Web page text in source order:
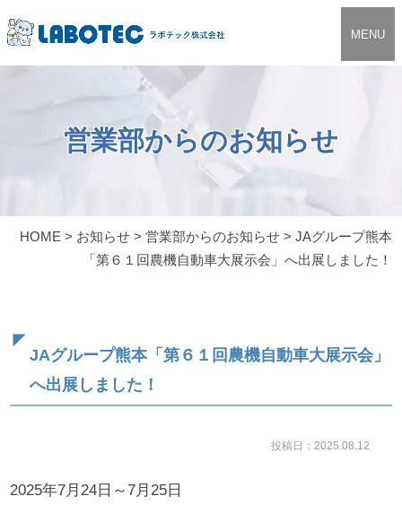
MENU
営業部からのお知らせ
HOME > お知らせ> 営業部からのお知らせ> JAグループ熊本
「第６１回農機自動車大展示会」へ出展しました！
JAグループ熊本「第６１回農機自動車大展示会」
へ出展しました！
投稿日：2025.08.12
2025年7月24日～7月25日